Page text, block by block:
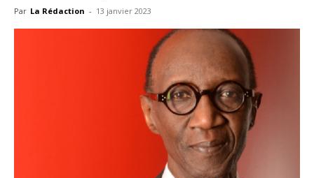
Par La Rédaction - 13 janvier 2023